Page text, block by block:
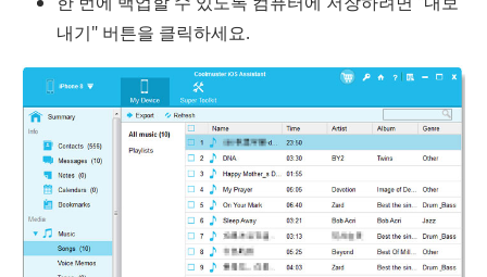
내기" 버튼을 클릭하세요.